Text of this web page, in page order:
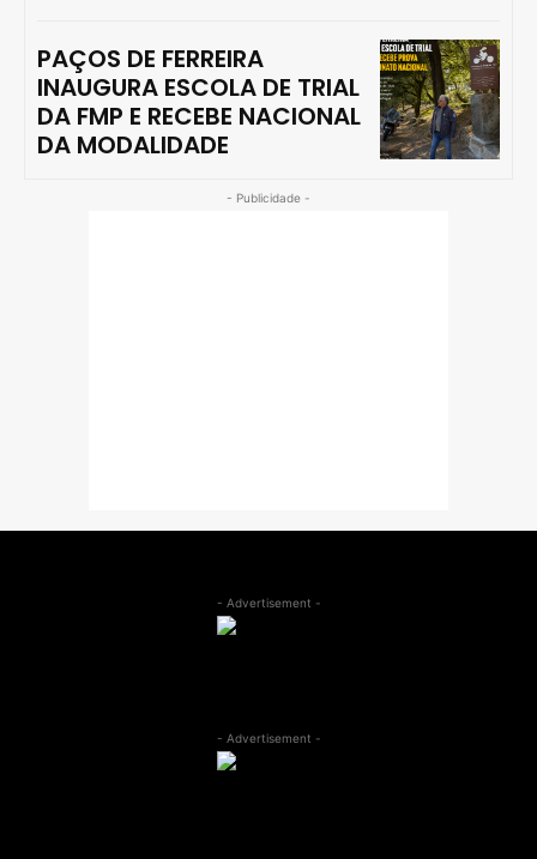
PAÇOS DE FERREIRA
INAUGURA ESCOLA DE TRIAL
DA FMP E RECEBE NACIONAL
DA MODALIDADE
- Publicidade -
- Advertisement -
- Advertisement -